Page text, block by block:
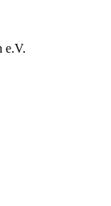
e.V.